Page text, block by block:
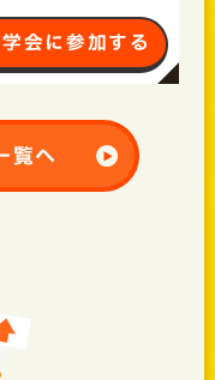
会に参加する
覧へ